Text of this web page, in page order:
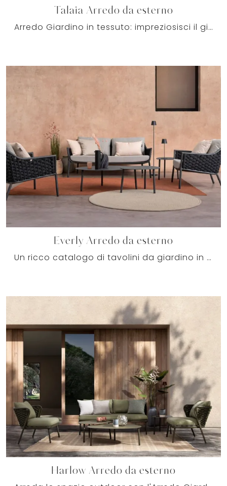
Talaia Arredo da esterno
Arredo Giardino in tessuto: impreziosisci il giardino con tante opzioni di poltroncine da giardino della firma Bizzotto.
Everly Arredo da esterno
Un ricco catalogo di tavolini da giardino in tessuto ti sta aspettando nel nostro punto vendita: clicca e scopri il modello Everly Arredo da esterno ...
Harlow Arredo da esterno